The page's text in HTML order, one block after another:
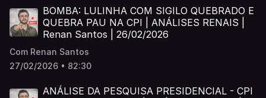
BOMBA: LULINHA COM SIGILO QUEBRADO E
QUEBRA PAU NA CPI | ANÁLISES RENAIS |
Renan Santos | 26/02/2026
Com Renan Santos
27/02/2026 • 82:30
ANÁLISE DA PESQUISA PRESIDENCIAL - CPI